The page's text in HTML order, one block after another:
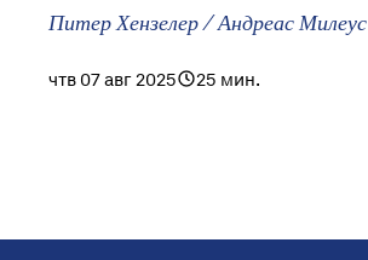
Питер Хензелер / Андреас Милеус
чтв 07 авг 2025 25 мин.